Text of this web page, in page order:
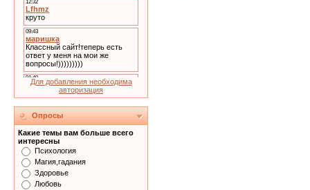
Для добавления необходима
авторизация
Опросы
Какие темы вам больше всего
интересны
Психология
Магия,гадания
Здоровье
Любовь